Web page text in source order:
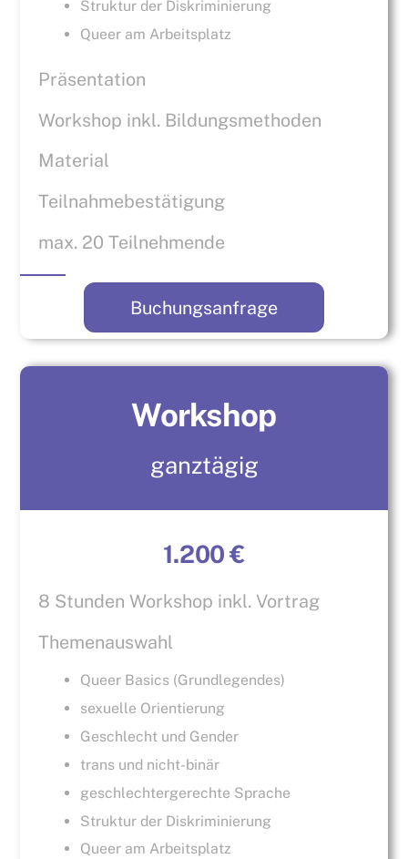
Struktur der Diskriminierung
Queer am Arbeitsplatz
Präsentation
Workshop inkl. Bildungsmethoden
Material
Teilnahmebestätigung
max. 20 Teilnehmende
Buchungsanfrage
Workshop
ganztägig
1.200 €
8 Stunden Workshop inkl. Vortrag
Themenauswahl
Queer Basics (Grundlegendes)
sexuelle Orientierung
Geschlecht und Gender
trans und nicht-binär
geschlechtergerechte Sprache
Struktur der Diskriminierung
Queer am Arbeitsplatz